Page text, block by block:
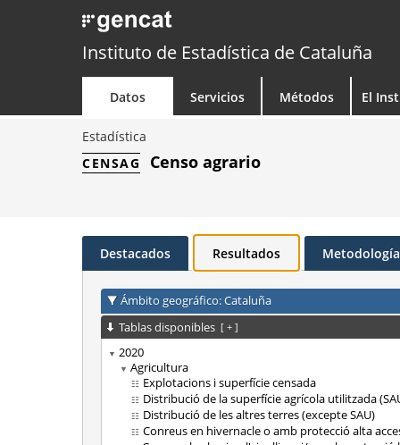
Instituto de Estadística de Cataluña
Datos Servicios Métodos El
Estadística
CENSAG
Censo agrario
Destacados Resultados Metodología
Ámbito geográfico: Cataluña
Tablas disponibles [ + ]
2020
Agricultura
Explotacions i superfície censada
Distribució de la superfície agrícola utilitzada
Distribució de les altres terres (excepte SAU)
Conreus en hivernacle o amb protecció alta